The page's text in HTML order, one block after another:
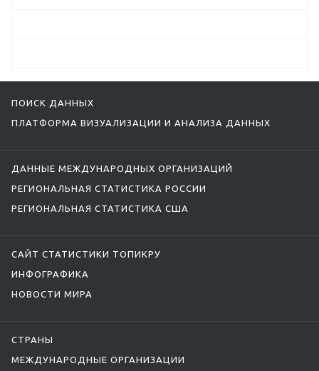
ПОИСК ДАННЫХ
ПЛАТФОРМА ВИЗУАЛИЗАЦИИ И АНАЛИЗА ДАННЫХ
ДАННЫЕ МЕЖДУНАРОДНЫХ ОРГАНИЗАЦИЙ
РЕГИОНАЛЬНАЯ СТАТИСТИКА РОССИИ
РЕГИОНАЛЬНАЯ СТАТИСТИКА США
САЙТ СТАТИСТИКИ ТОПИКРУ
ИНФОГРАФИКА
НОВОСТИ МИРА
СТРАНЫ
МЕЖДУНАРОДНЫЕ ОРГАНИЗАЦИИ